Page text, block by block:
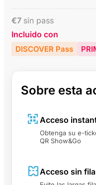
€7 sin pass
Incluido con
DISCOVER Pass
Sobre esta
Acceso
Obtenga su e-
QR Show&Go
Acceso sin